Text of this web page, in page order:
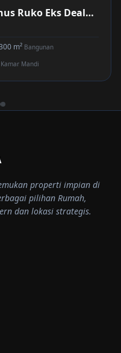
Ruko Eks Dealer
m² Bangunan
Kamar Mandi
properti impian di
pilihan Rumah,
dan lokasi strategis.